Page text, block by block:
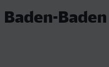
Baden-